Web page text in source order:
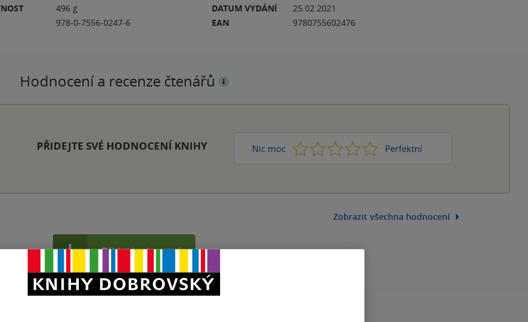
496 g
978-0-7556-0247-6
DATUM VYDÁNÍ
25.02.2021
EAN
9780755602476
Hodnocení a recenze čtenářů
PŘIDEJTE SVÉ HODNOCENÍ KNIHY Nic moc 1 2 3 4 Perfektní
5
Zobrazit všechna hodnocení
Přidat hodnocení